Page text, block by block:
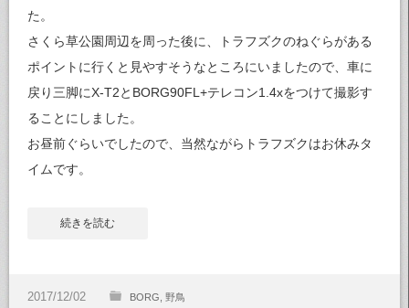
た。
さくら草公園周辺を周った後に、トラフズクのねぐらがある
ポイントに行くと見やすそうなところにいましたので、車に
戻り三脚にX-T2とBORG90FL+テレコン1.4xをつけて撮影す
ることにしました。
お昼前ぐらいでしたので、当然ながらトラフズクはお休みタ
イムです。
続きを読む
BORG 野鳥